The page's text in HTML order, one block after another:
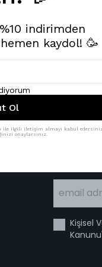
Kişisel
indirimden
kaydol! 🥳
Ol
ile ilgili iletişim almayı kabul
onaylarsınız.